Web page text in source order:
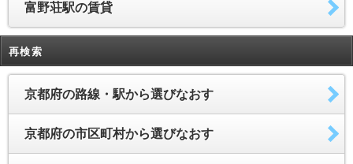
富野荘駅の賃貸
再検索
京都府の路線・駅から選びなおす
京都府の市区町村から選びなおす